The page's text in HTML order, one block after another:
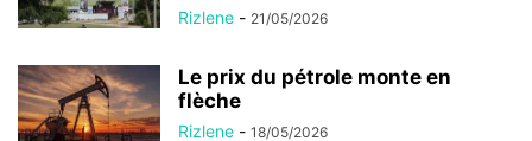
Rizlene - 21/05/2026
Le prix du pétrole monte en
flèche
Rizlene - 18/05/2026